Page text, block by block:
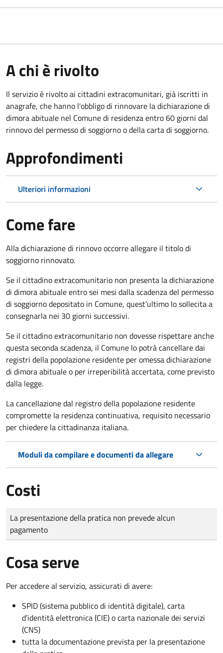
A chi è rivolto
Il servizio è rivolto ai cittadini extracomunitari, già iscritti in
anagrafe, che hanno l'obbligo di rinnovare la dichiarazione di
dimora abituale nel Comune di residenza entro 60 giorni dal
rinnovo del permesso di soggiorno o della carta di soggiorno.
Approfondimenti
Ulteriori informazioni
Come fare
Alla dichiarazione di rinnovo occorre allegare il titolo di
soggiorno rinnovato.
Se il cittadino extracomunitario non presenta la dichiarazione
di dimora abituale entro sei mesi dalla scadenza del permesso
di soggiorno depositato in Comune, quest'ultimo lo sollecita a
consegnarla nei 30 giorni successivi.
Se il cittadino extracomunitario non dovesse rispettare anche
questa seconda scadenza, il Comune lo potrà cancellare dai
registri della popolazione residente per omessa dichiarazione
di dimora abituale o per irreperibilità accertata, come previsto
dalla legge.
La cancellazione dal registro della popolazione residente
compromette la residenza continuativa, requisito necessario
per chiedere la cittadinanza italiana.
Moduli da compilare e documenti da allegare
Costi
Tipo di pagamento
Importo
La presentazione della pratica non prevede alcun
pagamento
Cosa serve
Per accedere al servizio, assicurati di avere:
SPID (sistema pubblico di identità digitale), carta
d’identità elettronica (CIE) o carta nazionale dei servizi
(CNS)
tutta la documentazione prevista per la presentazione